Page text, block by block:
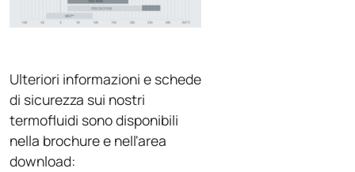
Ulteriori informazioni e schede
di sicurezza sui nostri
termofluidi sono disponibili
nella brochure e nell'area
download: